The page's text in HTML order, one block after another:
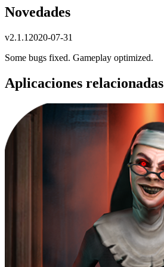
Novedades
v2.1.1 2020-07-31
Some bugs fixed. Gameplay optimized.
Aplicaciones relacionadas